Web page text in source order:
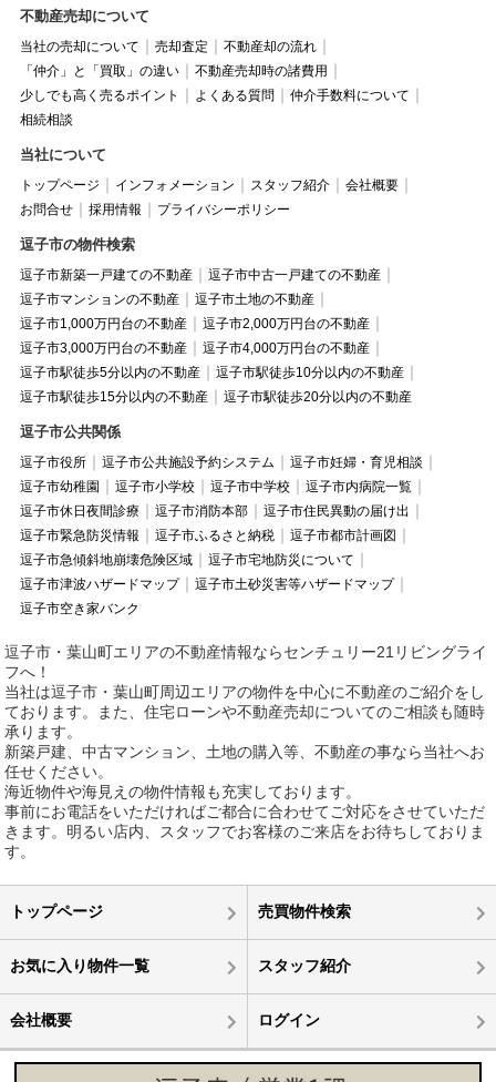
不動産売却について
当社の売却について 売却査定
不動産却の流れ
「仲介」と「買取」の違い
不動産売却時の諸費用
少しでも高く売るポイント
よくある質問
仲介手数料について
相続相談
当社について
トップページ インフォメーション スタッフ紹介
会社概要
お問合せ
採用情報 プライバシーポリシー
逗子市の物件検索
逗子市新築一戸建ての不動産
逗子市中古一戸建ての不動産
逗子市マンションの不動産
逗子市土地の不動産
逗子市1,000万円台の不動産
逗子市2,000万円台の不動産
逗子市3,000万円台の不動産
逗子市4,000万円台の不動産
逗子市駅徒歩5分以内の不動産
逗子市駅徒歩10分以内の不動産
逗子市駅徒歩15分以内の不動産
逗子市駅徒歩20分以内の不動産
逗子市公共関係
逗子市役所 逗子市公共施設予約システム
逗子市妊婦・育児相談
逗子市幼稚園
逗子市小学校 逗子市中学校
逗子市内病院一覧
逗子市休日夜間診療
逗子市消防本部
逗子市住民異動の届け出
逗子市緊急防災情報
逗子市ふるさと納税
逗子市都市計画図
逗子市急傾斜地崩壊危険区域
逗子市宅地防災について
逗子市津波ハザードマップ
逗子市土砂災害等ハザードマップ
逗子市空き家バンク
逗子市・葉山町エリアの不動産情報ならセンチュリー21リビングライ
フへ！
当社は逗子市・葉山町周辺エリアの物件を中心に不動産のご紹介をし
ております。また、住宅ローンや不動産売却についてのご相談も随時
承ります。
新築戸建、中古マンション、土地の購入等、不動産の事なら当社へお
任せください。
海近物件や海見えの物件情報も充実しております。
事前にお電話をいただければご都合に合わせてご対応をさせていただ
きます。明るい店内、スタッフでお客様のご来店をお待ちしておりま
す。
トップページ 売買物件検索
お気に入り物件一覧 スタッフ紹介
会社概要 ログイン